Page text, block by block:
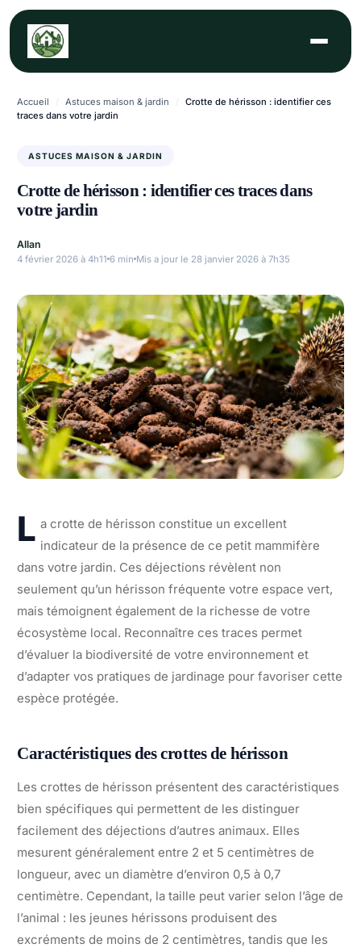
Aller
contenu
Accueil / Astuces maison & jardin /
Crotte de hérisson : identifier ces
traces dans votre jardin
ASTUCES MAISON & JARDIN
Crotte de hérisson : identifier ces traces dans
votre jardin
Allan
4 février 2026 à 4h11 6 min Mis a jour le 28 janvier 2026 à 7h35
L a crotte de hérisson constitue un excellent
indicateur de la présence de ce petit mammifère
dans votre jardin. Ces déjections révèlent non
seulement qu’un hérisson fréquente votre espace vert,
mais témoignent également de la richesse de votre
écosystème local. Reconnaître ces traces permet
d’évaluer la biodiversité de votre environnement et
d’adapter vos pratiques de jardinage pour favoriser cette
espèce protégée.
Caractéristiques des crottes de hérisson
Les crottes de hérisson présentent des caractéristiques
bien spécifiques qui permettent de les distinguer
facilement des déjections d’autres animaux. Elles
mesurent généralement entre 2 et 5 centimètres de
longueur, avec un diamètre d’environ 0,5 à 0,7
centimètre. Cependant, la taille peut varier selon l’âge de
l’animal : les jeunes hérissons produisent des
excréments de moins de 2 centimètres, tandis que les